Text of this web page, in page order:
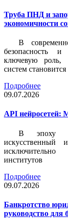
Труба ПНД и
экономичности
В
безопасность и
ключевую роль,
систем
Подробнее
09.07.2026
API нейросетей:
В эпоху
искусственный
институтов
Подробнее
09.07.2026
Банкротство
руководство для